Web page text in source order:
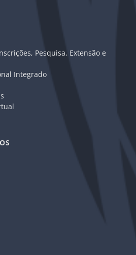
Pesquisa, Extensão e
Integrado